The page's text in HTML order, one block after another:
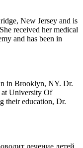
New Jersey and is
received her medical
and has been in
in Brooklyn, NY. Dr.
University Of
their education, Dr.
лечение детей